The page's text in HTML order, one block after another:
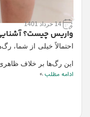
14 خرداد 1401
واریس چیست؟ آشنایی
احتمالاً خیلی از شما،
این رگ‌ها بر خلاف ظاهری که
ادامه مطلب